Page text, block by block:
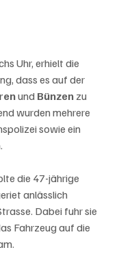
Uhr, erhielt die
dass es auf der
und Bünzen zu
wurden mehrere
sowie ein
die 47-jährige
anlässlich
Dabei fuhr sie
Fahrzeug auf die